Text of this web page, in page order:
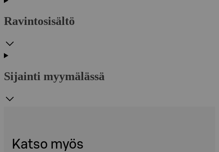
Ravintosisältö
Sijainti myymälässä
Katso myös